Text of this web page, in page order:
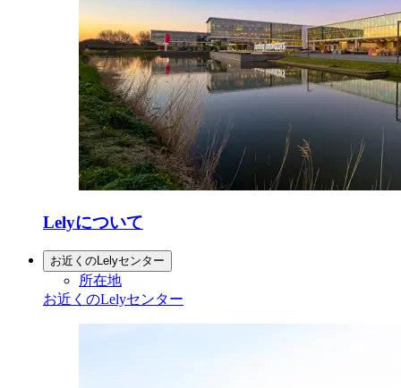
Lelyについて
お近くのLelyセンター
所在地
お近くのLelyセンター